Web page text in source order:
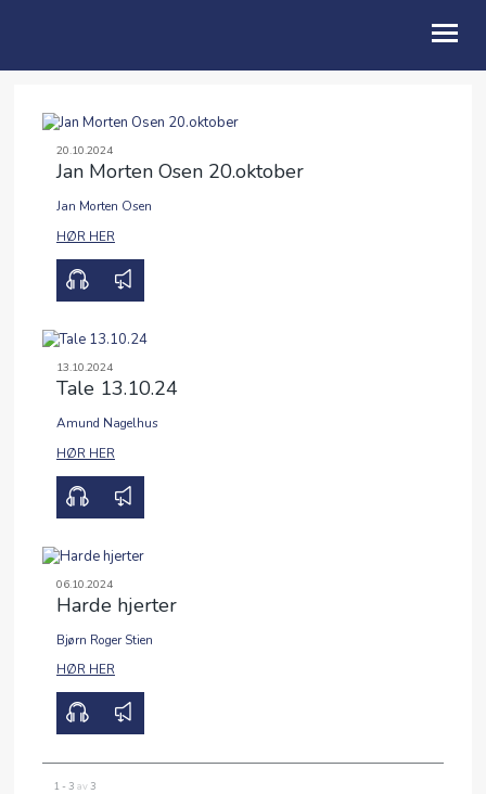
OM OSS
BLI MED
KALENDER
ANDAKTER
20.10.2024
Jan Morten Osen 20.oktober
Jan Morten Osen
HØR HER
13.10.2024
Tale 13.10.24
Amund Nagelhus
HØR HER
06.10.2024
Harde hjerter
Bjørn Roger Stien
HØR HER
1 - 3av 3